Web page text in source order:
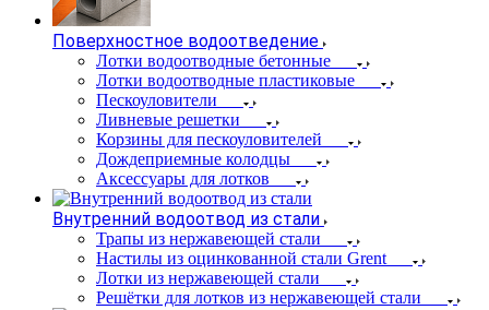
Поверхностное водоотведение
Лотки водоотводные бетонные
Лотки водоотводные пластиковые
Пескоуловители
Ливневые решетки
Корзины для пескоуловителей
Дождеприемные колодцы
Аксессуары для лотков
Внутренний водоотвод из стали
Трапы из нержавеющей стали
Настилы из оцинкованной стали Grent
Лотки из нержавеющей стали
Решётки для лотков из нержавеющей стали